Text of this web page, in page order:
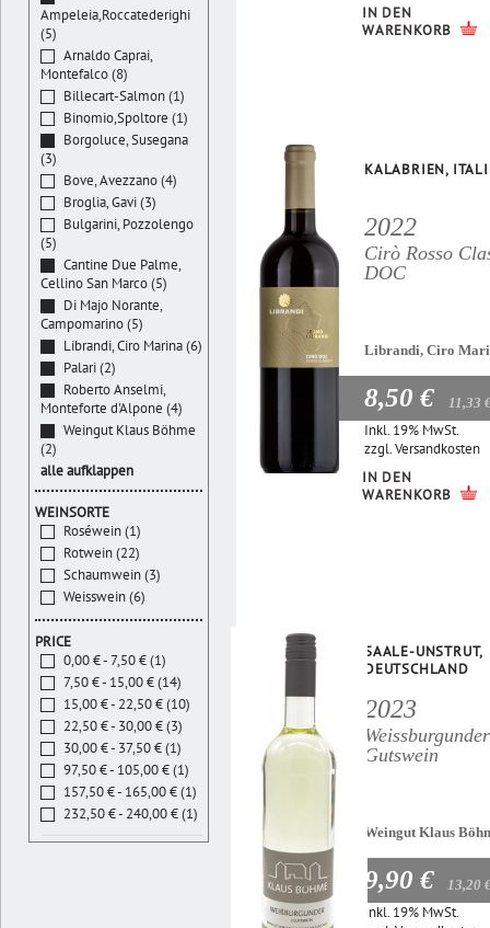
IN DEN
WARENKORB
KALABRIEN,
2022
Cirò Rosso
DOC
Librandi, Ciro
8,50 € 11,33
Inkl. 19% MwSt.
zzgl.Versandkosten
IN DEN
WARENKORB
SAALE-UNSTRUT,
DEUTSCHLAND
2023
Weissburgunder
Gutswein
Weingut Klaus
9,90 € 13,20
Inkl. 19% MwSt.
Ampeleia,Roccatederighi
(5)
Arnaldo Caprai,
Montefalco (8)
Billecart-Salmon (1)
Binomio,Spoltore (1)
Borgoluce, Susegana
(3)
Bove, Avezzano (4)
Broglia, Gavi (3)
Bulgarini, Pozzolengo
(5)
Cantine Due Palme,
Cellino San Marco (5)
Di Majo Norante,
Campomarino (5)
Librandi, Ciro Marina (6)
Palari (2)
Roberto Anselmi,
Monteforte d'Alpone (4)
Weingut Klaus Böhme
(2)
alle aufklappen
WEINSORTE
Roséwein (1)
Rotwein (22)
Schaumwein (3)
Weisswein (6)
PRICE
0,00 € - 7,50 € (1)
7,50 € - 15,00 € (14)
15,00 € - 22,50 € (10)
22,50 € - 30,00 € (3)
30,00 € - 37,50 € (1)
97,50 € - 105,00 € (1)
157,50 € - 165,00 € (1)
232,50 € - 240,00 € (1)